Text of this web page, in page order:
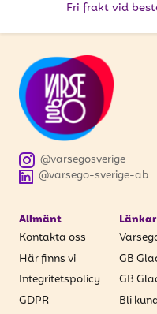
nyheter och
PRENUMERERA
Fri frakt vid
@varsego-sverige-ab
@varsegosverige
Allmänt
Kontakta oss
Här finns vi
Integritetspolicy
GDPR
Länkar
GB
GB
Bli